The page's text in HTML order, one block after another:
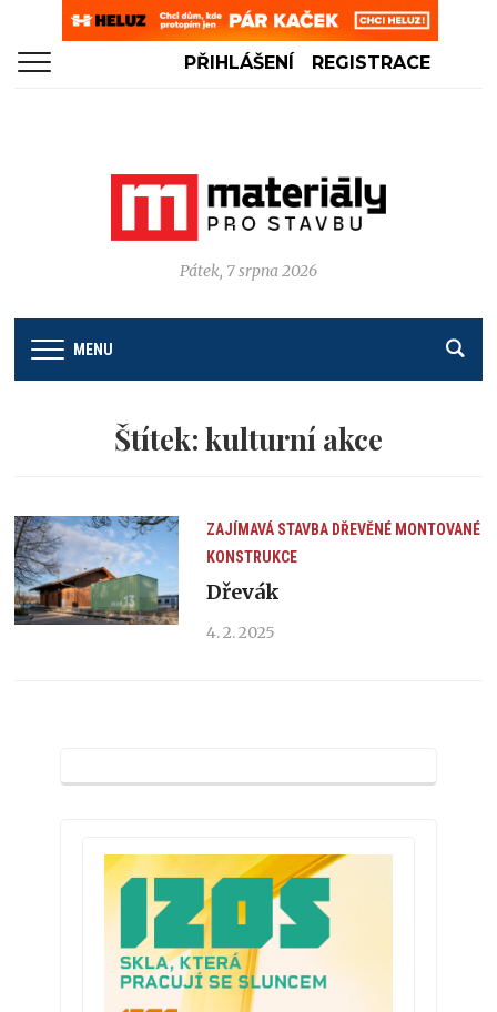
PŘIHLÁŠENÍ REGISTRACE
Pátek, 7 srpna 2026
MENU
Štítek: kulturní akce
ZAJÍMAVÁ STAVBA DŘEVĚNÉ MONTOVANÉ
KONSTRUKCE
Dřevák
4. 2. 2025